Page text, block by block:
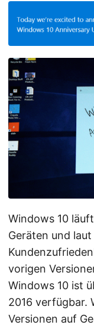
Windows 10
Geräten und
vorigen
Windows 10 ist
2016 verfügbar.
Versionen auf